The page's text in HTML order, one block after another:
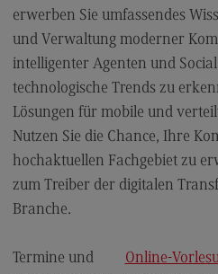
FAQ für Einzelpersonen
FAQ für Unternehmen und
Satzungen
Die Hochschule
DHBW CAS Masterangebot
(External link)
erwerben Sie umfassendes
und Verwaltung moderner
intelligenter Agenten und
technologische Trends zu
Lösungen für mobile und
Nutzen Sie die Chance, Ihre
hochaktuellen Fachgebiet zu
zum Treiber der digitalen
Branche.
Termine und
Online-